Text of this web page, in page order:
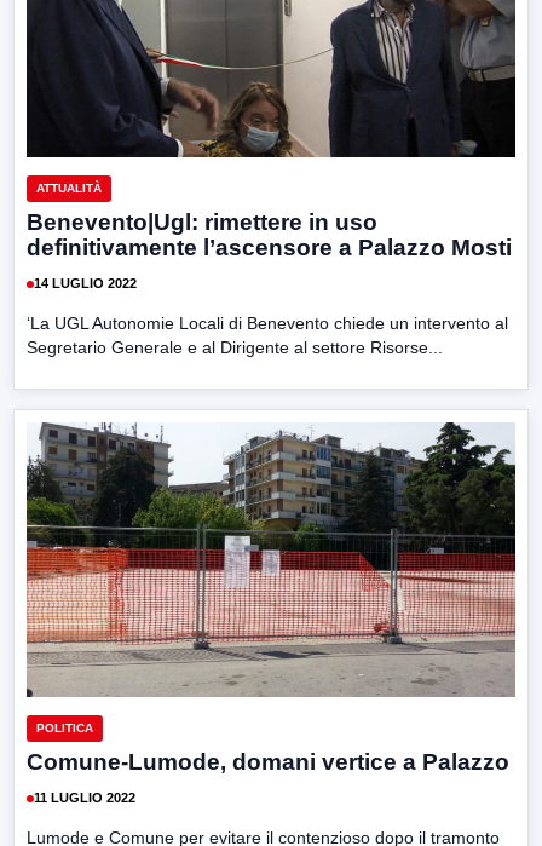
ATTUALITÀ
Benevento|Ugl: rimettere in uso
definitivamente l’ascensore a Palazzo Mosti
14 LUGLIO 2022
‘La UGL Autonomie Locali di Benevento chiede un intervento al
Segretario Generale e al Dirigente al settore Risorse...
POLITICA
Comune-Lumode, domani vertice a Palazzo
11 LUGLIO 2022
Lumode e Comune per evitare il contenzioso dopo il tramonto